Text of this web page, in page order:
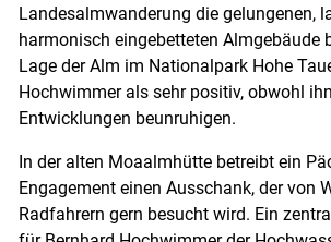
Landesalmwanderung die gelungenen,
harmonisch eingebetteten Almgebäude
Lage der Alm im Nationalpark Hohe
Hochwimmer als sehr positiv, obwohl
Entwicklungen beunruhigen.
In der alten Moaalmhütte betreibt ein
Engagement einen Ausschank, der von
Radfahrern gern besucht wird. Ein